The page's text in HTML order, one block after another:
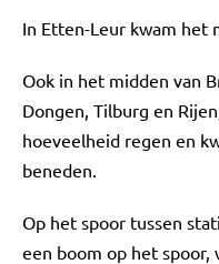
In Etten-Leur kwam het
Ook in het midden van
Dongen, Tilburg en
hoeveelheid regen en
beneden.
Op het spoor tussen
een boom op het